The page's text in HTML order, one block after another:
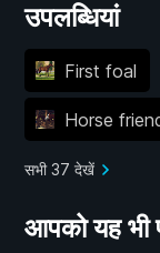
उपलब्धियां
First foal
Horse
सभी 37 देखें
आपको यह